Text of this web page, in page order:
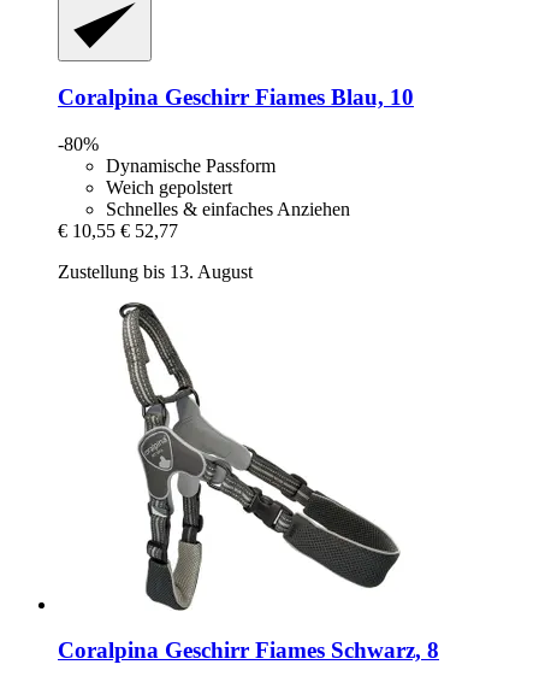
Coralpina Geschirr Fiames Blau, 10
-80%
Dynamische Passform
Weich gepolstert
Schnelles & einfaches Anziehen
€ 10,55 € 52,77
Zustellung bis 13. August
Coralpina Geschirr Fiames Schwarz, 8